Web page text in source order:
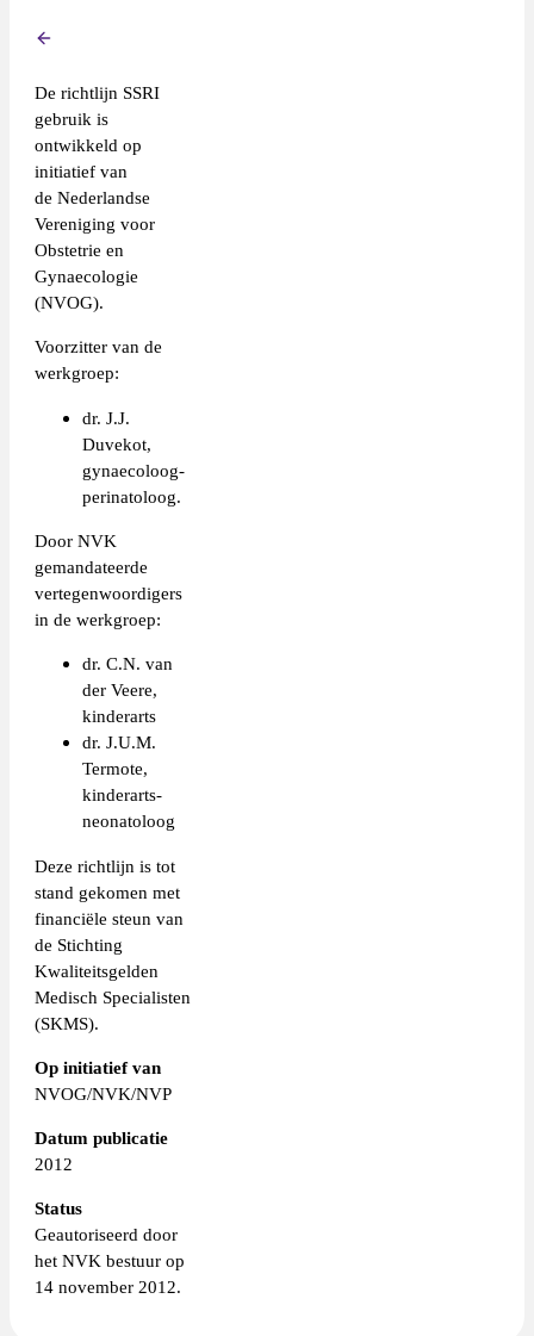
De richtlijn SSRI
gebruik is
ontwikkeld op
initiatief van
de Nederlandse
Vereniging voor
Obstetrie en
Gynaecologie
(NVOG).
Voorzitter van de
werkgroep:
dr. J.J.
Duvekot,
gynaecoloog-
perinatoloog.
Door NVK
gemandateerde
vertegenwoordigers
in de werkgroep:
dr. C.N. van
der Veere,
kinderarts
dr. J.U.M.
Termote,
kinderarts-
neonatoloog
Deze richtlijn is tot
stand gekomen met
financiële steun van
de Stichting
Kwaliteitsgelden
Medisch Specialisten
(SKMS).
Op initiatief van
NVOG/NVK/NVP
Datum publicatie
2012
Status
Geautoriseerd door
het NVK bestuur op
14 november 2012.